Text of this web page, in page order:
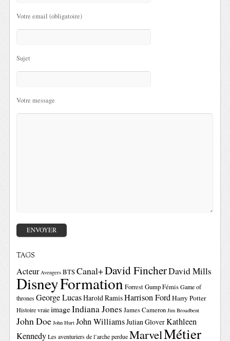
Votre email (obligatoire)
Sujet
Votre message
TAGS
Acteur Avengers BTSCanal+David FincherDavid Mills
DisneyFormationForrest GumpFémis Game of
thrones George LucasHarold RamisHarrison FordHarry Potter
Histoire vraie imageIndiana Jones James Cameron Jim Broadbent
John Doe John Hurt John WilliamsJulian GloverKathleen
Kennedy Les aventuriers de l’arche perdue MarvelMétier